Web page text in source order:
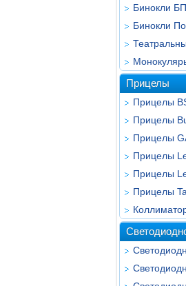
Бинокли
Бинокли
Прицелы
Прицелы
Прицелы
Прицелы
Прицелы
Прицелы
Прицелы